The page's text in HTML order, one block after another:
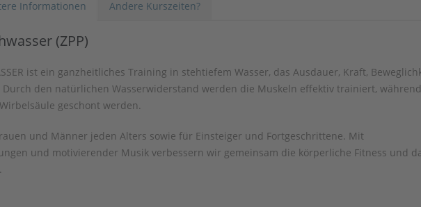
Informationen Andere Kurszeiten?
(ZPP)
ist ein ganzheitliches Training in stehtiefem Wasser, das Ausdauer, Kraft,
den natürlichen Wasserwiderstand werden die Muskeln effektiv trainiert, während
geschont werden.
und Männer jeden Alters sowie für Einsteiger und Fortgeschrittene. Mit
und motivierender Musik verbessern wir gemeinsam die körperliche Fitness und